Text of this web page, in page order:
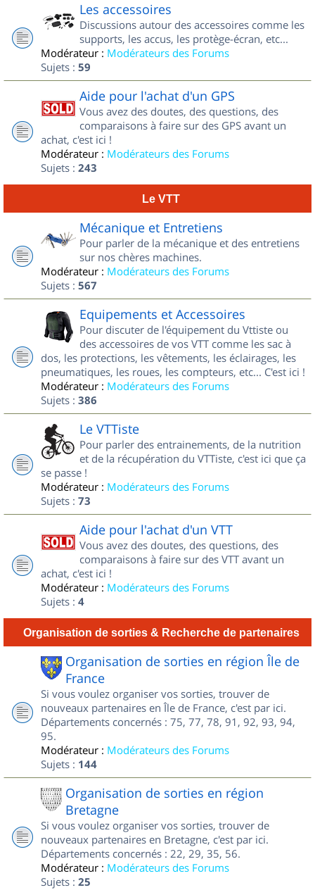
Les accessoires
Discussions autour des accessoires comme les
supports, les accus, les protège-écran, etc...
Modérateur : Modérateurs des Forums
Sujets : 59
Aide pour l'achat d'un GPS
Vous avez des doutes, des questions, des
comparaisons à faire sur des GPS avant un
achat, c'est ici !
Modérateur : Modérateurs des Forums
Sujets : 243
Le VTT
Mécanique et Entretiens
Pour parler de la mécanique et des entretiens
sur nos chères machines.
Modérateur : Modérateurs des Forums
Sujets : 567
Equipements et Accessoires
Pour discuter de l'équipement du Vttiste ou
des accessoires de vos VTT comme les sac à
dos, les protections, les vêtements, les éclairages, les
pneumatiques, les roues, les compteurs, etc... C'est ici !
Modérateur : Modérateurs des Forums
Sujets : 386
Le VTTiste
Pour parler des entrainements, de la nutrition
et de la récupération du VTTiste, c'est ici que ça
se passe !
Modérateur : Modérateurs des Forums
Sujets : 73
Aide pour l'achat d'un VTT
Vous avez des doutes, des questions, des
comparaisons à faire sur des VTT avant un
achat, c'est ici !
Modérateur : Modérateurs des Forums
Sujets : 4
Organisation de sorties & Recherche de partenaires
Organisation de sorties en région Île de
France
Si vous voulez organiser vos sorties, trouver de
nouveaux partenaires en Île de France, c'est par ici.
Départements concernés : 75, 77, 78, 91, 92, 93, 94,
95.
Modérateur : Modérateurs des Forums
Sujets : 144
Organisation de sorties en région
Bretagne
Si vous voulez organiser vos sorties, trouver de
nouveaux partenaires en Bretagne, c'est par ici.
Départements concernés : 22, 29, 35, 56.
Modérateur : Modérateurs des Forums
Sujets : 25